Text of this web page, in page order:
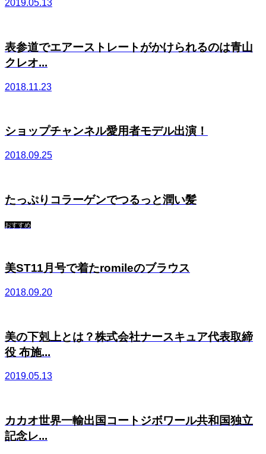
2019.05.13
表参道でエアーストレートがかけられるのは青山
クレオ...
2018.11.23
ショップチャンネル愛用者モデル出演！
2018.09.25
たっぷりコラーゲンでつるっと潤い髪
おすすめ
美ST11月号で着たromileのブラウス
2018.09.20
美の下剋上とは？株式会社ナースキュア代表取締
役 布施...
2019.05.13
カカオ世界一輸出国コートジボワール共和国独立
記念レ...